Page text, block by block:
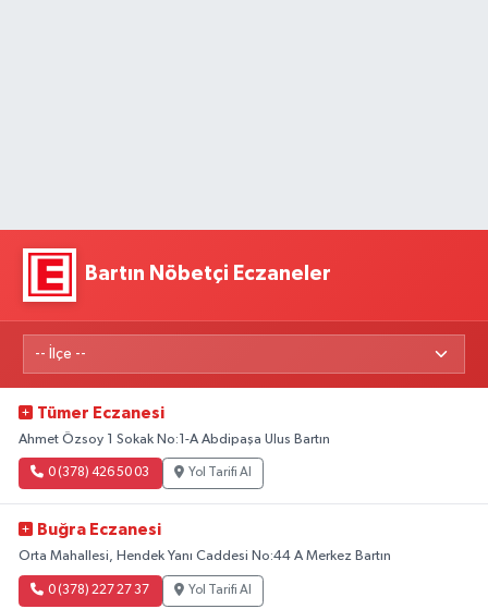
Bartın Nöbetçi Eczaneler
Tümer Eczanesi
Ahmet Özsoy 1 Sokak No:1-A Abdipaşa Ulus Bartın
0 (378) 426 50 03 Yol Tarifi Al
Buğra Eczanesi
Orta Mahallesi, Hendek Yanı Caddesi No:44 A Merkez Bartın
0 (378) 227 27 37 Yol Tarifi Al